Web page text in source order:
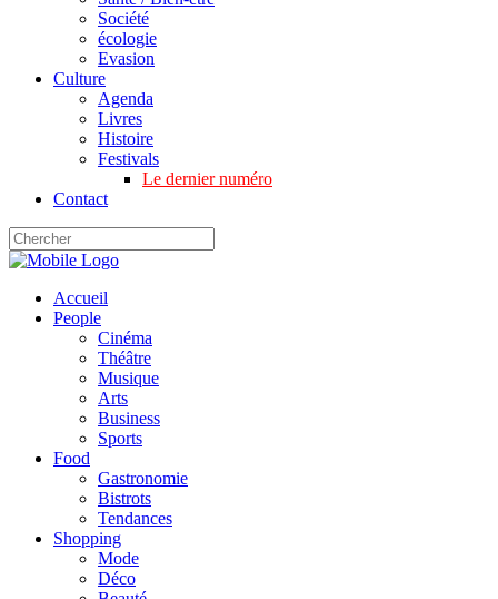
Société
écologie
Evasion
Culture
Agenda
Livres
Histoire
Festivals
Le dernier numéro
Contact
Accueil
People
Cinéma
Théâtre
Musique
Arts
Business
Sports
Food
Gastronomie
Bistrots
Tendances
Shopping
Mode
Déco